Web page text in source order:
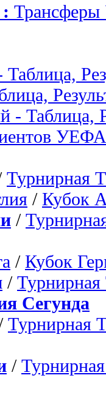
- Таблица,
УЕФА
Турнирная
/ Кубок
/
/ Кубок
/ Турнирная
Сегунда
Турнирная
/